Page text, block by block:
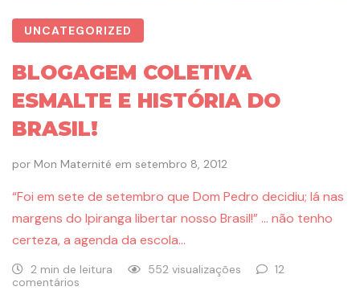
UNCATEGORIZED
BLOGAGEM COLETIVA
ESMALTE E HISTÓRIA DO
BRASIL!
por Mon Maternité em setembro 8, 2012
“Foi em sete de setembro que Dom Pedro decidiu; lá nas
margens do Ipiranga libertar nosso Brasil!” … não tenho
certeza, a agenda da escola…
2 min de leitura 552 visualizações
12
comentários